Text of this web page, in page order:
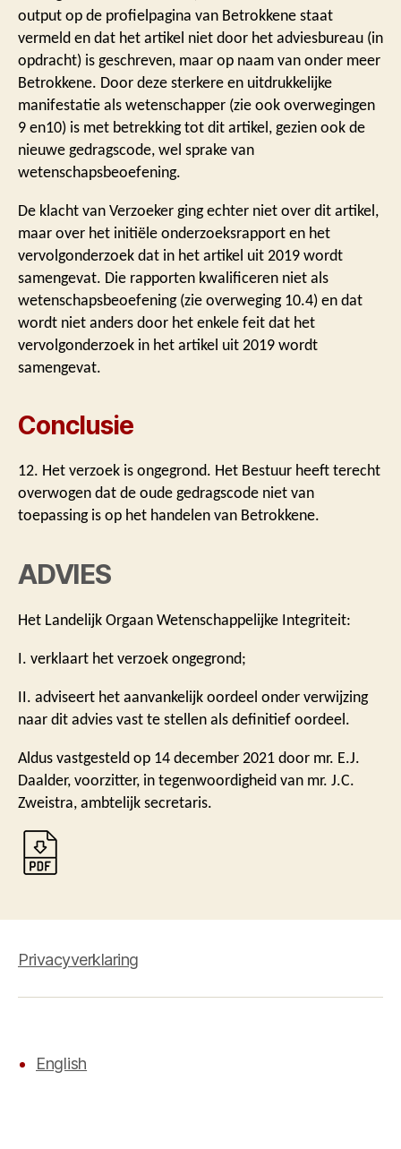
output op de profielpagina van Betrokkene staat
vermeld en dat het artikel niet door het adviesbureau (in
opdracht) is geschreven, maar op naam van onder meer
Betrokkene. Door deze sterkere en uitdrukkelijke
manifestatie als wetenschapper (zie ook overwegingen
9 en10) is met betrekking tot dit artikel, gezien ook de
nieuwe gedragscode, wel sprake van
wetenschapsbeoefening.
De klacht van Verzoeker ging echter niet over dit artikel,
maar over het initiële onderzoeksrapport en het
vervolgonderzoek dat in het artikel uit 2019 wordt
samengevat. Die rapporten kwalificeren niet als
wetenschapsbeoefening (zie overweging 10.4) en dat
wordt niet anders door het enkele feit dat het
vervolgonderzoek in het artikel uit 2019 wordt
samengevat.
Conclusie
12. Het verzoek is ongegrond. Het Bestuur heeft terecht
overwogen dat de oude gedragscode niet van
toepassing is op het handelen van Betrokkene.
ADVIES
Het Landelijk Orgaan Wetenschappelijke Integriteit:
I. verklaart het verzoek ongegrond;
II. adviseert het aanvankelijk oordeel onder verwijzing
naar dit advies vast te stellen als definitief oordeel.
Aldus vastgesteld op 14 december 2021 door mr. E.J.
Daalder, voorzitter, in tegenwoordigheid van mr. J.C.
Zweistra, ambtelijk secretaris.
Privacyverklaring
English